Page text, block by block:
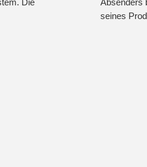
Die
Absenders
seines